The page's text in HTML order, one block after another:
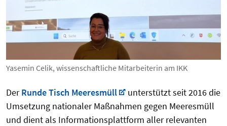
Yasemin Celik, wissenschaftliche Mitarbeiterin am IKK
DerRunde Tisch Meeresmüll
unterstützt seit 2016 die
Umsetzung nationaler Maßnahmen gegen Meeresmüll
und dient als Informationsplattform aller relevanten